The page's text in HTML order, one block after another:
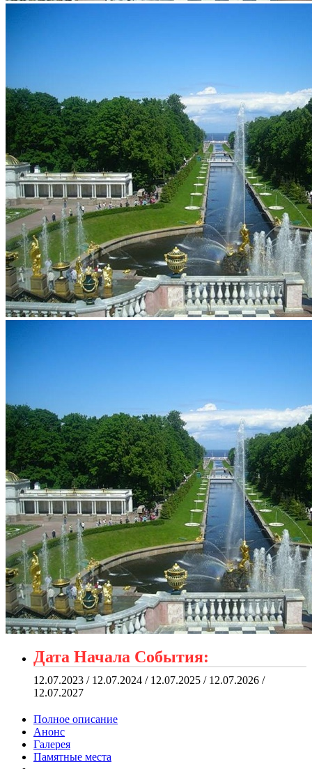
Дата Начала События:
12.07.2023 / 12.07.2024 / 12.07.2025 / 12.07.2026 /
12.07.2027
Полное описание
Анонс
Галерея
Памятные места